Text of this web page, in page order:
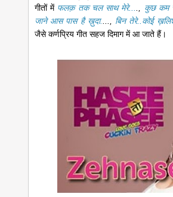
गीतों में फलक़ तक चल साथ मेरे... कुछ कम
जाने आस पास है ख़ुदा.
बिन तेरे..कोई
जैसे कर्णप्रिय गीत सहज दिमाग में आ जाते हैं।